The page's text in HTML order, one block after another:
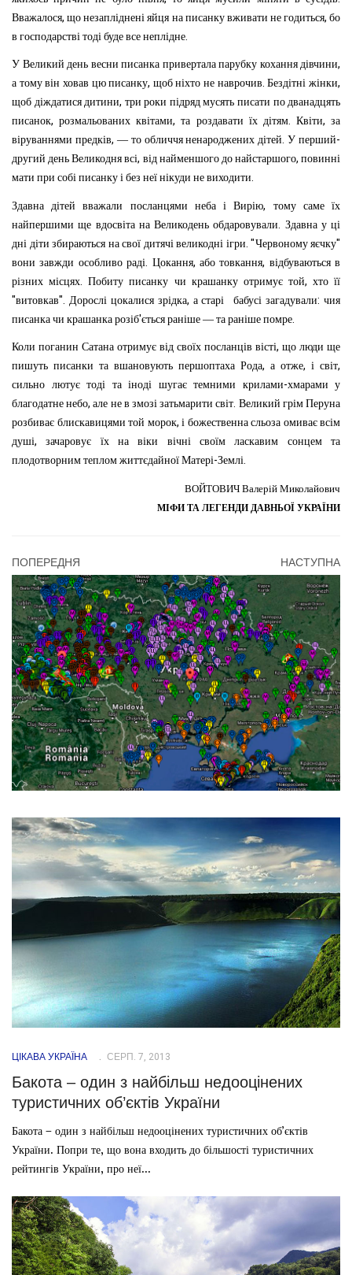
Вважалося,що незапліднені яйця на писанку вживати не годиться,бо
в господарстві тоді буде все неплідне.
У Великий день весни писанка привертала парубку кохання дівчини,
а тому він ховав цю писанку, щоб ніхто не наврочив.Бездітні жінки,
щоб діждатися дитини, три роки підряд мусять писати по дванадцять
писанок,розмальованих квітами,та роздавати їх дітям. Квіти, за
віруваннями предків, — то обличчя ненароджених дітей.У перший-
другий день Великодня всі, від найменшого до найстаршого, повинні
мати при собі писанку і без неї нікуди не виходити.
Здавна дітей вважали посланцями неба і Вирію, тому саме
їх
найпершими ще вдосвіта на Великодень обдаровували. Здавна у ці
дні діти збираються на свої дитячі великодні ігри. "Червоному яєчку"
вони завжди особливо раді. Цокання, або товкання, відбуваються в
різних місцях.Побиту писанку чи крашанку отримує той, хто її
"витовкав". Дорослі цокалися зрідка, а старі бабусі загадували:чия
писанка чи крашанка розіб'ється раніше — та раніше помре.
Коли поганин Сатана отримує від своїх посланців вісті, що люди ще
пишуть писанки та вшановують першоптаха Рода, а отже, і світ,
сильно лютує тоді та іноді шугає темними крилами-хмарами у
благодатне небо,але не в змозі затьмарити світ. Великий грім Перуна
розбиває блискавицями той морок, і божественна сльоза омиває всім
душі,зачаровує їх на віки вічні своїм ласкавим сонцем
та
плодотворним теплом життєдайної Матері-Землі.
ВОЙТОВИЧ Валерій Миколайович
МІФИ ТА ЛЕГЕНДИ ДАВНЬОЇ УКРАЇНИ
ПОПЕРЕДНЯ НАСТУПНА
ЦІКАВА УКРАЇНА СЕРП. 7, 2013
Бакота – один з найбільш недооцінених
туристичних об’єктів України
Бакота – один з найбільш недооцінених туристичних об’єктів
України. Попри те, що вона входить до більшості туристичних
рейтингів України, про неї...